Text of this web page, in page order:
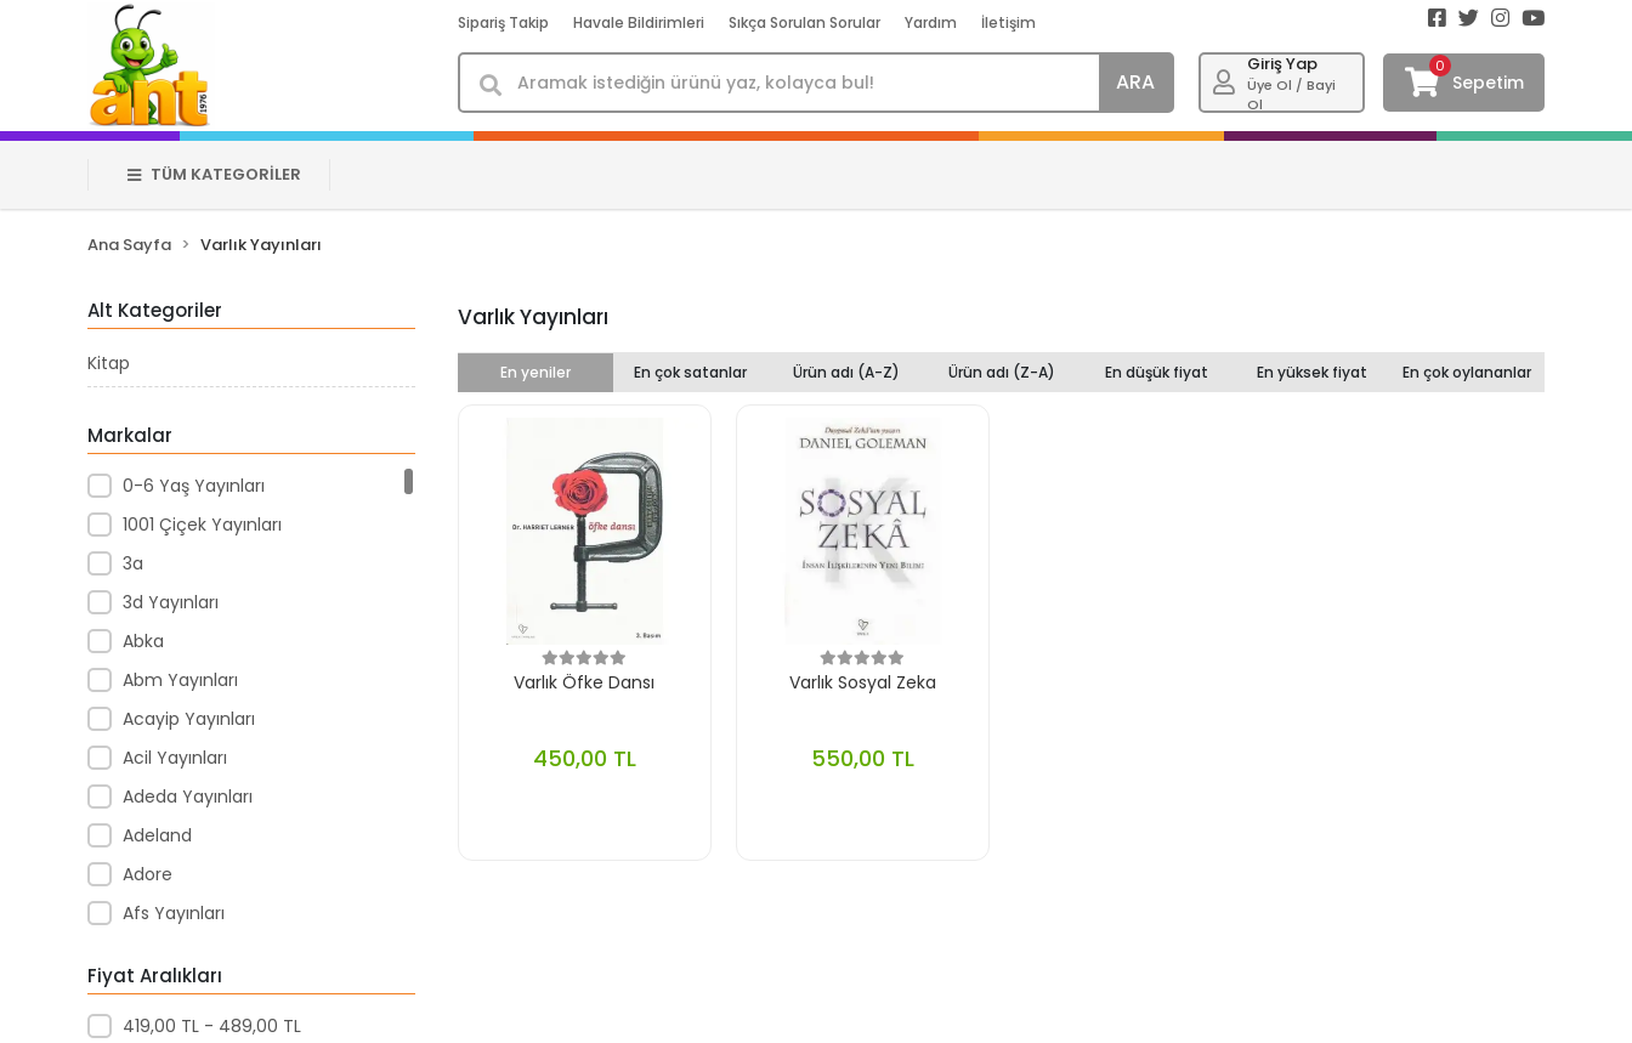
Sipariş Takip Havale Bildirimleri Sıkça Sorulan Sorular Yardım İletişim
ARA
Giriş Yap
Üye Ol / Bayi
Ol
0
Sepetim
TÜM KATEGORİLER
Ana Sayfa Varlık Yayınları
Alt Kategoriler
Kitap
Markalar
0-6 Yaş Yayınları
1001 Çiçek Yayınları
3a
3d Yayınları
Abka
Abm Yayınları
Acayip Yayınları
Acil Yayınları
Adeda Yayınları
Adeland
Adore
Afs Yayınları
Agt
Aıhao
Fiyat Aralıkları
419,00 TL - 489,00 TL
Varlık Yayınları
En yeniler En çok satanlar Ürün adı (A-Z) Ürün adı (Z-A) En düşük fiyat En yüksek fiyat En çok oylananlar
Varlık Öfke Dansı
450,00 TL
Varlık Sosyal Zeka
550,00 TL